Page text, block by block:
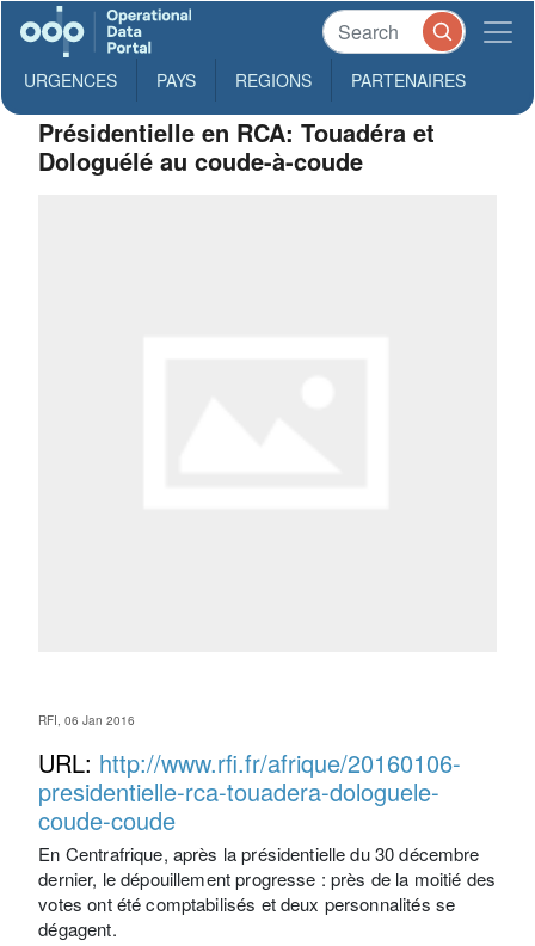
URGENCES PAYS REGIONS PARTENAIRES
Présidentielle en RCA: Touadéra et
Dologuélé au coude-à-coude
RFI, 06 Jan 2016
URL: http://www.rfi.fr/afrique/20160106-
presidentielle-rca-touadera-dologuele-
coude-coude
En Centrafrique, après la présidentielle du 30 décembre
dernier, le dépouillement progresse : près de la moitié des
votes ont été comptabilisés et deux personnalités se
dégagent.